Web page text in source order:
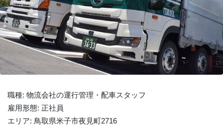
職種: 物流会社の運行管理・配車スタッフ
雇用形態: 正社員
エリア: 鳥取県米子市夜見町2716